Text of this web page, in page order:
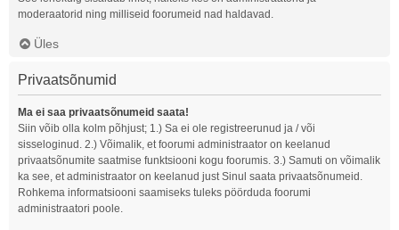
moderaatorid ning milliseid foorumeid nad haldavad.
Üles
Privaatsõnumid
Ma ei saa privaatsõnumeid saata!
Siin võib olla kolm põhjust; 1.) Sa ei ole registreerunud ja / või
sisseloginud. 2.) Võimalik, et foorumi administraator on keelanud
privaatsõnumite saatmise funktsiooni kogu foorumis. 3.) Samuti on võimalik
ka see, et administraator on keelanud just Sinul saata privaatsõnumeid.
Rohkema informatsiooni saamiseks tuleks pöörduda foorumi
administraatori poole.